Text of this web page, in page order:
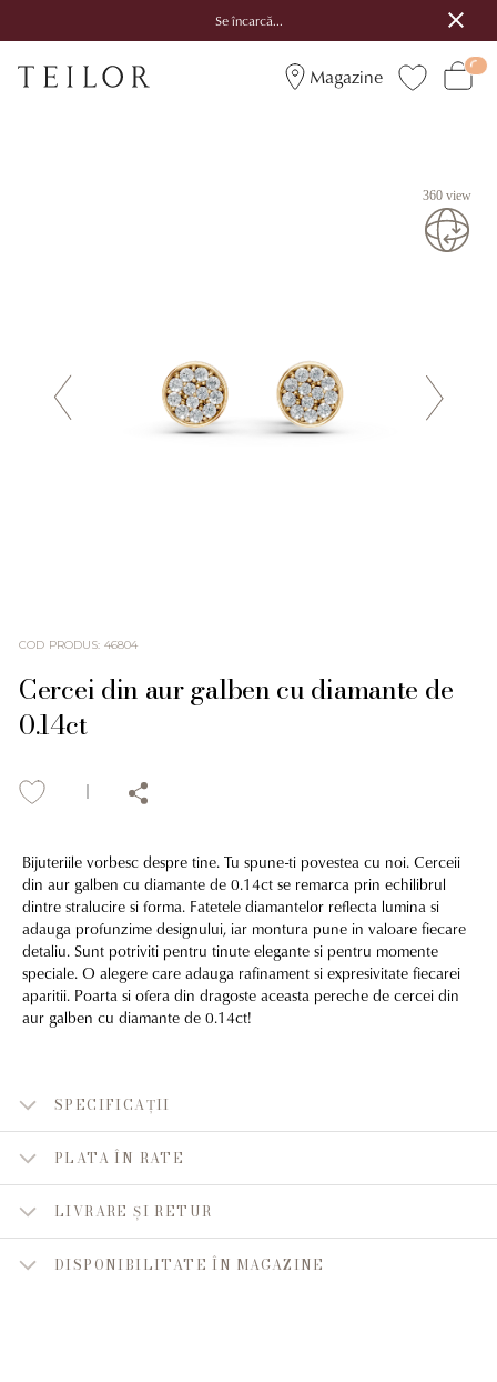
Se încarcă...
Magazine
360 view
COD PRODUS: 46804
Cercei din aur galben cu diamante de
0.14ct
Bijuteriile vorbesc despre tine. Tu spune-ti povestea cu noi. Cerceii
din aur galben cu diamante de 0.14ct se remarca prin echilibrul
dintre stralucire si forma. Fatetele diamantelor reflecta lumina si
adauga profunzime designului, iar montura pune in valoare fiecare
detaliu. Sunt potriviti pentru tinute elegante si pentru momente
speciale. O alegere care adauga rafinament si expresivitate fiecarei
aparitii. Poarta si ofera din dragoste aceasta pereche de cercei din
aur galben cu diamante de 0.14ct!
SPECIFICAȚII
PLATA ÎN RATE
LIVRARE ȘI RETUR
DISPONIBILITATE ÎN MAGAZINE